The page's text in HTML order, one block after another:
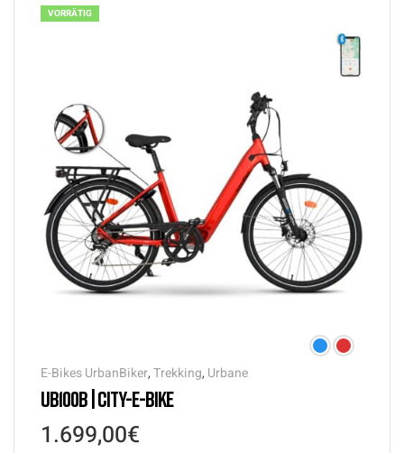
VORRÄTIG
E-Bikes UrbanBiker,Trekking, Urbane
UB100B | CITY-E-BIKE
1.699,00€